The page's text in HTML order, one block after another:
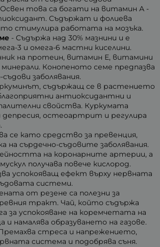
Освен това са богати на витамин А -
Съдържат и фолиева
стимулира работата на мозъка.
- Съдържа над 30% мазнини и е
3 и омега-6 мастни киселини.
на протеин, витамин Е, витамини
Конопеното семе предпазва
заболявания.
съдържащ се в растението
антиоксидантни и
свойства. Куркумата
остеоартрит и регулира
се като средство за превенция,
на сърдечно-съдовите заболявания.
на коронарните артерии, а
получава повече кислород.
успокояващ ефект върху нервната
системи.
от резене са полезни за
тракт. Чай, който съдържа
за успокояване на коремчетата на
и намалява образуването на газове.
стреса и напрежението,
система и подобрява съня.